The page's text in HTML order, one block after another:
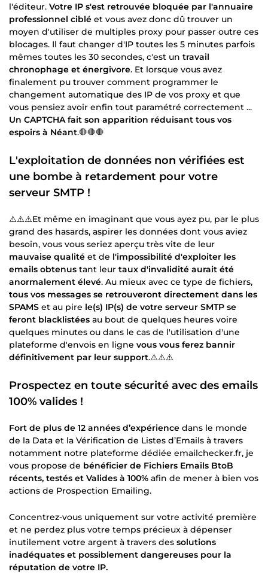
l'éditeur. Votre IP s'est retrouvée bloquée par l'annuaire
professionnel ciblé et vous avez donc dû trouver un
moyen d'utiliser de multiples proxy pour passer outre ces
blocages. Il faut changer d'IP toutes les 5 minutes parfois
mêmes toutes les 30 secondes, c'est un travail
chronophage et énergivore. Et lorsque vous avez
finalement pu trouver comment programmer le
changement automatique des IP de vos proxy et que
vous pensiez avoir enfin tout paramétré correctement ...
Un CAPTCHA fait son apparition réduisant tous vos
espoirs à Néant.🛑🛑🛑
L'exploitation de données non vérifiées est
une bombe à retardement pour votre
serveur SMTP !
⚠️⚠️⚠️Et même en imaginant que vous ayez pu, par le plus
grand des hasards, aspirer les données dont vous aviez
besoin, vous vous seriez aperçu très vite de leur
mauvaise qualité et de l'impossibilité d'exploiter les
emails obtenus tant leur taux d'invalidité aurait été
anormalement élevé. Au mieux avec ce type de fichiers,
tous vos messages se retrouveront directement dans les
SPAMS et au pire le(s) IP(s) de votre serveur SMTP se
feront blacklistées au bout de quelques heures voire
quelques minutes ou dans le cas de l'utilisation d'une
plateforme d'envois en ligne vous vous ferez bannir
définitivement par leur support.⚠️⚠️⚠️
Prospectez en toute sécurité avec des emails
100% valides !
Fort de plus de 12 années d’expérience dans le monde
de la Data et la Vérification de Listes d’Emails à travers
notamment notre plateforme dédiée emailchecker.fr, je
vous propose de bénéficier de Fichiers Emails BtoB
récents, testés et Valides à 100% afin de mener à bien vos
actions de Prospection Emailing.
Concentrez-vous uniquement sur votre activité première
et ne perdez plus votre temps précieux à dépenser
inutilement votre argent à travers des solutions
inadéquates et possiblement dangereuses pour la
réputation de votre IP.